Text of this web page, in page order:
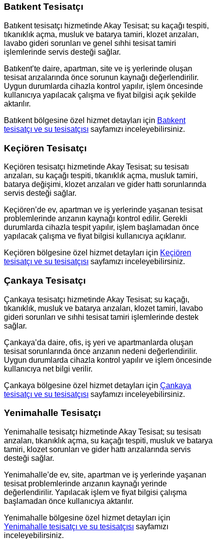
Batıkent Tesisatçı
Batıkent tesisatçı hizmetinde Akay Tesisat; su kaçağı tespiti,
tıkanıklık açma, musluk ve batarya tamiri, klozet arızaları,
lavabo gideri sorunları ve genel sıhhi tesisat tamiri
işlemlerinde servis desteği sağlar.
Batıkent’te daire, apartman, site ve iş yerlerinde oluşan
tesisat arızalarında önce sorunun kaynağı değerlendirilir.
Uygun durumlarda cihazla kontrol yapılır, işlem öncesinde
kullanıcıya yapılacak çalışma ve fiyat bilgisi açık şekilde
aktarılır.
Batıkent bölgesine özel hizmet detayları için Batıkent
tesisatçı ve su tesisatçısı sayfamızı inceleyebilirsiniz.
Keçiören Tesisatçı
Keçiören tesisatçı hizmetinde Akay Tesisat; su tesisatı
arızaları, su kaçağı tespiti, tıkanıklık açma, musluk tamiri,
batarya değişimi, klozet arızaları ve gider hattı sorunlarında
servis desteği sağlar.
Keçiören’de ev, apartman ve iş yerlerinde yaşanan tesisat
problemlerinde arızanın kaynağı kontrol edilir. Gerekli
durumlarda cihazla tespit yapılır, işlem başlamadan önce
yapılacak çalışma ve fiyat bilgisi kullanıcıya açıklanır.
Keçiören bölgesine özel hizmet detayları için Keçiören
tesisatçı ve su tesisatçısı sayfamızı inceleyebilirsiniz.
Çankaya Tesisatçı
Çankaya tesisatçı hizmetinde Akay Tesisat; su kaçağı,
tıkanıklık, musluk ve batarya arızaları, klozet tamiri, lavabo
gideri sorunları ve sıhhi tesisat tamiri işlemlerinde destek
sağlar.
Çankaya’da daire, ofis, iş yeri ve apartmanlarda oluşan
tesisat sorunlarında önce arızanın nedeni değerlendirilir.
Uygun durumlarda cihazla kontrol yapılır ve işlem öncesinde
kullanıcıya net bilgi verilir.
Çankaya bölgesine özel hizmet detayları için Çankaya
tesisatçı ve su tesisatçısı sayfamızı inceleyebilirsiniz.
Yenimahalle Tesisatçı
Yenimahalle tesisatçı hizmetinde Akay Tesisat; su tesisatı
arızaları, tıkanıklık açma, su kaçağı tespiti, musluk ve batarya
tamiri, klozet sorunları ve gider hattı arızalarında servis
desteği sağlar.
Yenimahalle’de ev, site, apartman ve iş yerlerinde yaşanan
tesisat problemlerinde arızanın kaynağı yerinde
değerlendirilir. Yapılacak işlem ve fiyat bilgisi çalışma
başlamadan önce kullanıcıya aktarılır.
Yenimahalle bölgesine özel hizmet detayları için
Yenimahalle tesisatçı ve su tesisatçısı sayfamızı
inceleyebilirsiniz.